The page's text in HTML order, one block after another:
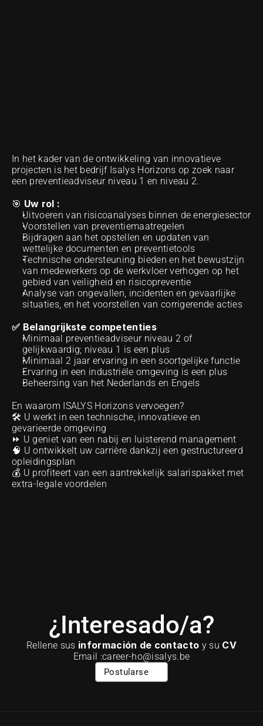
In het kader van de ontwikkeling van innovatieve
projecten is het bedrijf Isalys Horizons op zoek naar
een preventieadviseur niveau 1 en niveau 2.
🎯 Uw rol :
Uitvoeren van risicoanalyses binnen de energiesector
Voorstellen van preventiemaatregelen
Bijdragen aan het opstellen en updaten van
wettelijke documenten en preventietools
Technische ondersteuning bieden en het bewustzijn
van medewerkers op de werkvloer verhogen op het
gebied van veiligheid en risicopreventie
Analyse van ongevallen, incidenten en gevaarlijke
situaties, en het voorstellen van corrigerende acties
✅ Belangrijkste competenties
Minimaal preventieadviseur niveau 2 of
gelijkwaardig; niveau 1 is een plus
Minimaal 2 jaar ervaring in een soortgelijke functie
Ervaring in een industriële omgeving is een plus
Beheersing van het Nederlands en Engels
En waarom ISALYS Horizons vervoegen?
🛠️ U werkt in een technische, innovatieve en
gevarieerde omgeving
⏩ U geniet van een nabij en luisterend management
🧠 U ontwikkelt uw carrière dankzij een gestructureerd
opleidingsplan
💰 U profiteert van een aantrekkelijk salarispakket met
extra-legale voordelen
¿Interesado/a?
Rellene sus información de contacto y su CV
Email :career-ho@isalys.be
Postularse